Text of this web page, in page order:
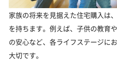
家族の将来を見据えた住宅購入は
を持ちます。例えば、子供の教育
の安心など、各ライフステージに
大切です。